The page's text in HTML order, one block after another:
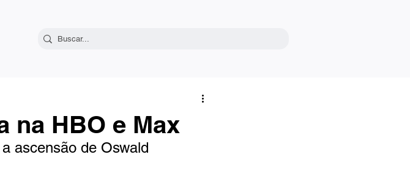
na HBO e Max
ascensão de Oswald